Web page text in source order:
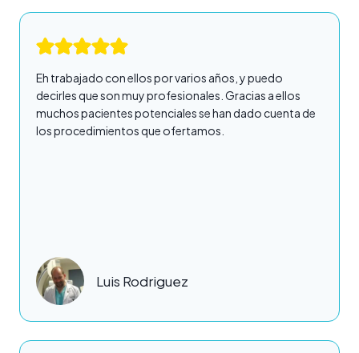
Eh trabajado con ellos por varios años, y puedo
decirles que son muy profesionales. Gracias a ellos
muchos pacientes potenciales se han dado cuenta de
los procedimientos que ofertamos.
Luis Rodriguez